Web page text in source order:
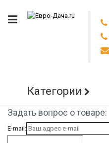
Категории
Задать вопрос о товаре:
E-mail: